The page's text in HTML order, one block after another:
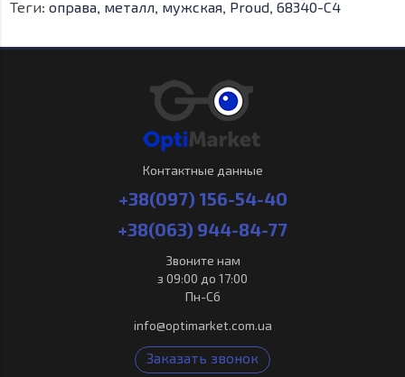
Теги: оправа, металл, мужская, Proud, 68340-C4
Контактные данные
+38(097) 156-54-40
+38(063) 944-84-77
Звоните нам
з 09:00 до 17:00
Пн-Сб
info@optimarket.com.ua
Заказать звонок